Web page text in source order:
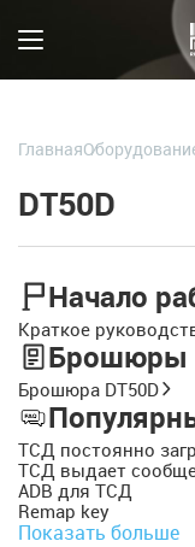
Главная
DT50D
Начало
Краткое
Брошюры
Брошюра DT50D
ТСД постоянно
ТСД выдает
ADB для ТСД
Remap key
Показать больше